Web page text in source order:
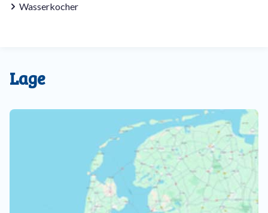
Wasserkocher
Lage